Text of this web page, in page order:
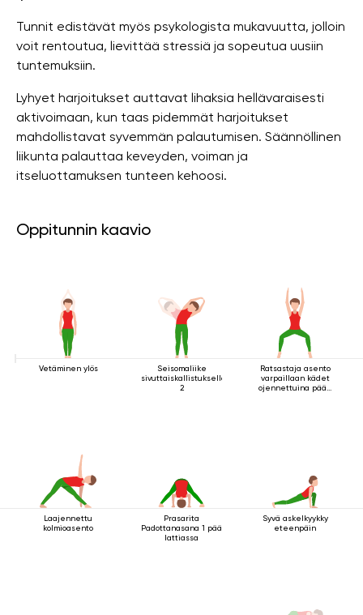
Tunnit edistävät myös psykologista mukavuutta, jolloin
voit rentoutua, lievittää stressiä ja sopeutua uusiin
tuntemuksiin.
Lyhyet harjoitukset auttavat lihaksia hellävaraisesti
aktivoimaan, kun taas pidemmät harjoitukset
mahdollistavat syvemmän palautumisen. Säännöllinen
liikunta palauttaa keveyden, voiman ja
itseluottamuksen tunteen kehoosi.
Oppitunnin kaavio
Vetäminen ylös
Seisomaliike
sivuttaiskallistuksella
2
Ratsastaja asento
varpaillaan kädet
ojennettuina pään
Laajennettu
kolmioasento
Prasarita
Padottanasana 1 pää
lattiassa
Syvä askelkyykky
eteenpäin